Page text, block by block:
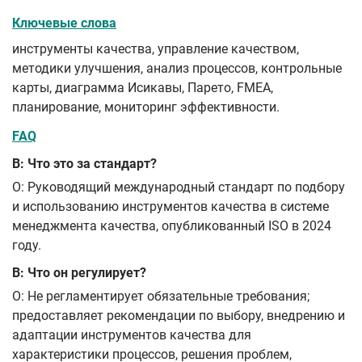
Ключевые слова
инструменты качества, управление качеством,
методики улучшения, анализ процессов, контрольные
карты, диаграмма Исикавы, Парето, FMEA,
планирование, мониторинг эффективности.
FAQ
В: Что это за стандарт?
О: Руководящий международный стандарт по подбору
и использованию инструментов качества в системе
менеджмента качества, опубликованный ISO в 2024
году.
В: Что он регулирует?
О: Не регламентирует обязательные требования;
предоставляет рекомендации по выбору, внедрению и
адаптации инструментов качества для
характеристики процессов, решения проблем,